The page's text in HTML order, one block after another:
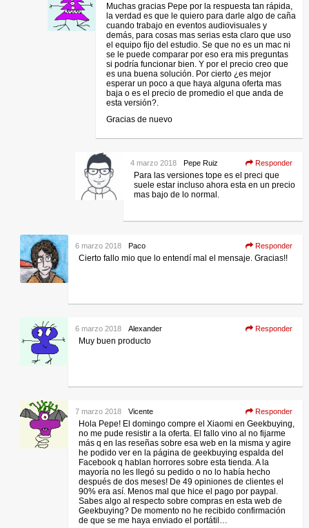
Muchas gracias Pepe por la respuesta tan rápida,
la verdad es que le quiero para darle algo de caña
cuando trabajo en eventos audiovisuales y
demás, para cosas mas serias esta claro que uso
el equipo fijo del estudio. Se que no es un mac ni
se le puede comparar por eso era mis preguntas
si podría funcionar bien. Y por el precio creo que
es una buena solución. Por cierto ¿es mejor
esperar un poco a que haya alguna oferta mas
baja o es el precio de promedio el que anda de
esta versión?.
Gracias de nuevo
Pepe Ruiz
4 marzo 2018 Responder
Para las versiones tope es el preci que
suele estar incluso ahora esta en un precio
mas bajo de lo normal.
Paco
6 marzo 2018 Responder
Cierto fallo mio que lo entendí mal el mensaje. Gracias!!
Alexander
6 marzo 2018 Responder
Muy buen producto
Vicente
7 marzo 2018 Responder
Hola Pepe! El domingo compre el Xiaomi en Geekbuying,
no me pude resistir a la oferta. El fallo vino al no fijarme
más q en las reseñas sobre esa web en la misma y agire
he podido ver en la página de geekbuying espalda del
Facebook q hablan horrores sobre esta tienda. A la
mayoría no les llegó su pedido o no lo había hecho
después de dos meses! De 49 opiniones de clientes el
90% era así. Menos mal que hice el pago por paypal.
Sabes algo al respecto sobre compras en esta web de
Geekbuying? De momento no he recibido confirmación
de que se me haya enviado el portátil…